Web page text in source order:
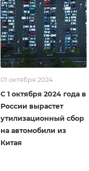
01 октября 2024
С 1 октября 2024 года в
России вырастет
утилизационный сбор
на автомобили из
Китая